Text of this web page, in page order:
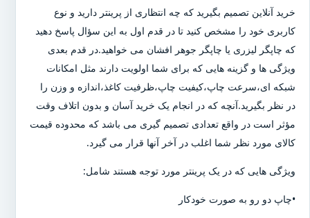
خرید آنلاین تصمیم بگیرید که چه انتظاری از پرینتر دارید و نوع
کاربری خود را مشخص کنید تا در قدم اول به این سؤال پاسخ دهید
که چاپگر لیزری یا چاپگر جوهر افشان می خواهید.در قدم بعدی
ویژگی ها و گزینه هایی که برای شما اولویت دارند مثل امکانات
شبکه ای،سرعت چاپ،کیفیت چاپ،ظرفیت کاغذ،اندازه و وزن را
در نظر بگیرید.آنچه که در انجام یک خرید آسان و بدون اتلاف وقت
مؤثر است در واقع تعدادی تصمیم گیری می باشد که محدوده قیمت
کالای مورد نظر شما اغلب در آخر آنها قرار می گیرد.
ویژگی هایی که در یک پرینتر مورد توجه هستند شامل:
•چاپ دو رو به صورت خودکار